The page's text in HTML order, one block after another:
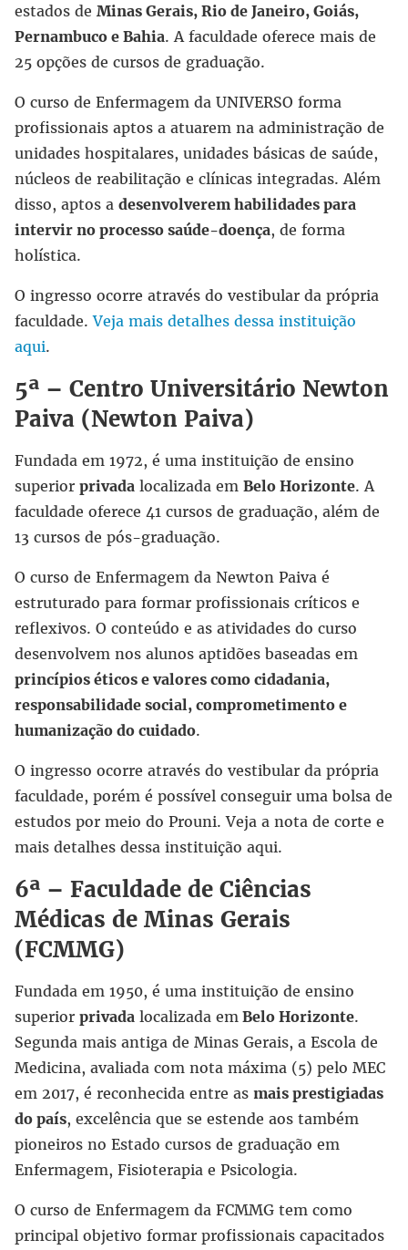
estados de Minas Gerais, Rio de Janeiro, Goiás,
Pernambuco e Bahia. A faculdade oferece mais de
25 opções de cursos de graduação.
O curso de Enfermagem da UNIVERSO forma
profissionais aptos a atuarem na administração de
unidades hospitalares, unidades básicas de saúde,
núcleos de reabilitação e clínicas integradas. Além
disso, aptos a desenvolverem habilidades para
intervir no processo saúde-doença, de forma
holística.
O ingresso ocorre através do vestibular da própria
faculdade.Veja mais detalhes dessa instituição
aqui.
5ª – Centro Universitário Newton
Paiva (Newton Paiva)
Fundada em 1972, é uma instituição de ensino
superior privada localizada em Belo Horizonte. A
faculdade oferece 41 cursos de graduação, além de
13 cursos de pós-graduação.
O curso de Enfermagem da Newton Paiva é
estruturado para formar profissionais críticos e
reflexivos. O conteúdo e as atividades do curso
desenvolvem nos alunos aptidões baseadas em
princípios éticos e valores como cidadania,
responsabilidade social, comprometimento e
humanização do cuidado.
O ingresso ocorre através do vestibular da própria
faculdade, porém é possível conseguir uma bolsa de
estudos por meio do Prouni. Veja a nota de corte e
mais detalhes dessa instituição aqui.
6ª – Faculdade de Ciências
Médicas de Minas Gerais
(FCMMG)
Fundada em 1950, é uma instituição de ensino
superior privada localizada em Belo Horizonte.
Segunda mais antiga de Minas Gerais, a Escola de
Medicina, avaliada com nota máxima (5) pelo MEC
em 2017, é reconhecida entre as mais prestigiadas
do país, excelência que se estende aos também
pioneiros no Estado cursos de graduação em
Enfermagem, Fisioterapia e Psicologia.
O curso de Enfermagem da FCMMG tem como
principal objetivo formar profissionais capacitados